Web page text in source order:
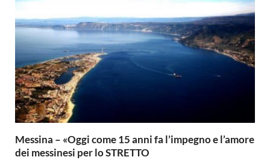
Messina – «Oggi come 15 anni fa l’impegno e l’amore
dei messinesi per lo STRETTO